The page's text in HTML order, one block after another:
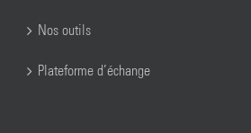
Nos outils
Plateforme d’échange